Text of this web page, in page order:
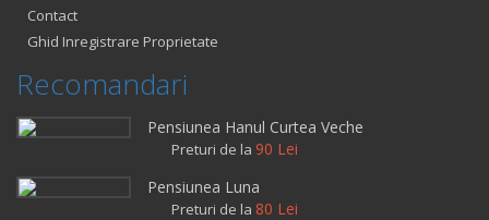
Contact
Ghid Inregistrare Proprietate
Recomandari
Pensiunea Hanul Curtea Veche
Preturi de la 90 Lei
Pensiunea Luna
Preturi de la 80 Lei